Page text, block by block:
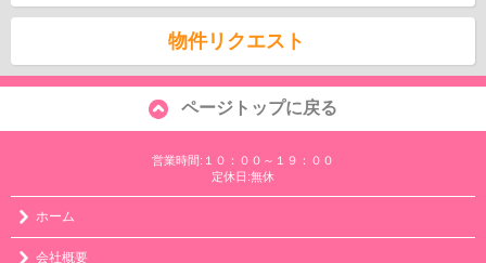
物件リクエスト
ページトップに戻る
営業時間:１０：００～１９：００
定休日:無休
ホーム
会社概要